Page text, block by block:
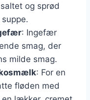
og sprød
: Ingefær
smag, der
milde smag.
: For en
fløden med